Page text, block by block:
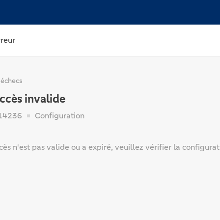
invalide
Configuration
n'est pas valide ou a expiré, veuillez vérifier la